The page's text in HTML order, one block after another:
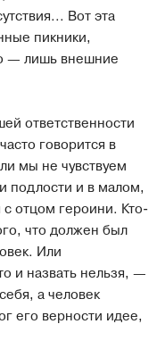
Вот эта
пикники,
— лишь внешние
ответственности
говорится в
мы не чувствуем
подлости и в малом,
отцом героини. Кто-
что должен был
Или
и назвать нельзя, —
а человек
его верности идее,